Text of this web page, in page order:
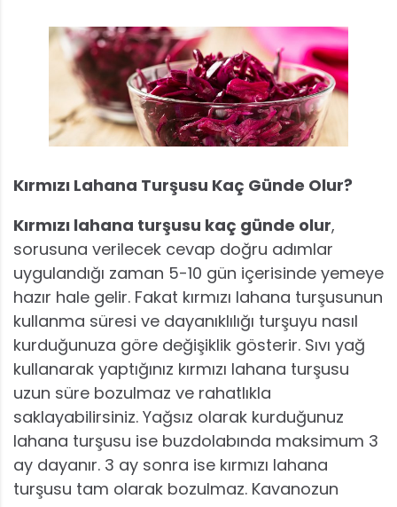
Kırmızı Lahana Turşusu Kaç Günde Olur?
Kırmızı lahana turşusu kaç günde olur,
sorusuna verilecek cevap doğru adımlar
uygulandığı zaman 5-10 gün içerisinde yemeye
hazır hale gelir. Fakat kırmızı lahana turşusunun
kullanma süresi ve dayanıklılığı turşuyu nasıl
kurduğunuza göre değişiklik gösterir. Sıvı yağ
kullanarak yaptığınız kırmızı lahana turşusu
uzun süre bozulmaz ve rahatlıkla
saklayabilirsiniz. Yağsız olarak kurduğunuz
lahana turşusu ise buzdolabında maksimum 3
ay dayanır. 3 ay sonra ise kırmızı lahana
turşusu tam olarak bozulmaz. Kavanozun